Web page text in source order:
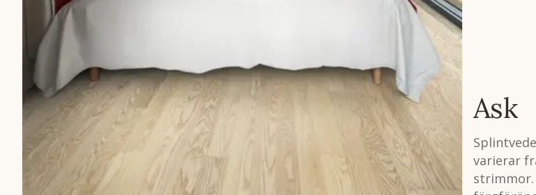
Ask
varierar
strimmor.